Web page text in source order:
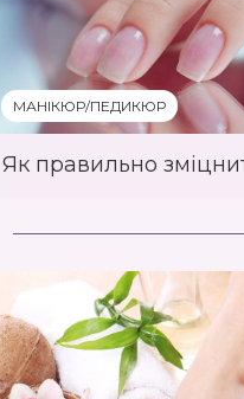
МАНІКЮР/ПЕДИКЮР
Як правильно